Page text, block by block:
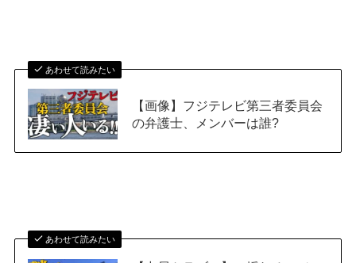
あわせて読みたい
【画像】フジテレビ第三者委員会
の弁護士、メンバーは誰?
あわせて読みたい